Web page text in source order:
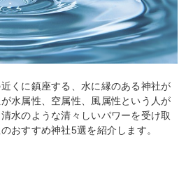
くに鎮座する、水に縁のある神社が
水属性、空属性、風属性という人が
水のような清々しいパワーを受け取
おすすめ神社5選を紹介します。